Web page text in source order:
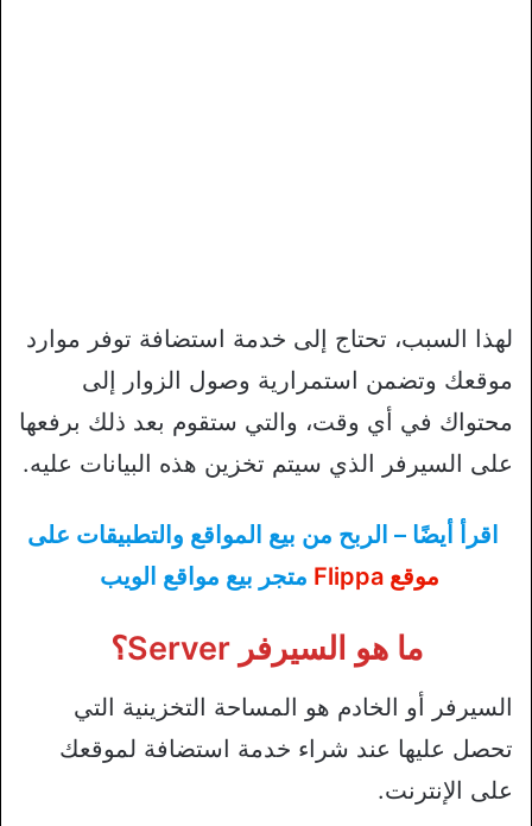
لهذا السبب، تحتاج إلى خدمة استضافة توفر موارد
موقعك وتضمن استمرارية وصول الزوار إلى
محتواك في أي وقت، والتي ستقوم بعد ذلك برفعها
على السيرفر الذي سيتم تخزين هذه البيانات عليه.
اقرأ أيضًا – الربح من بيع المواقع والتطبيقات على
موقع Flippa
متجر بيع مواقع الويب
ما هو السيرفر Server؟
السيرفر أو الخادم هو المساحة التخزينية التي
تحصل عليها عند شراء خدمة استضافة لموقعك
على الإنترنت.